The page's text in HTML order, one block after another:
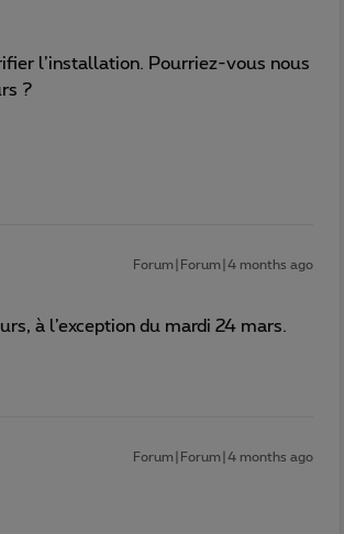
l’installation. Pourriez-vous nous
?
Forum|Forum|4 months ago
à l’exception du mardi 24 mars.
Forum|Forum|4 months ago